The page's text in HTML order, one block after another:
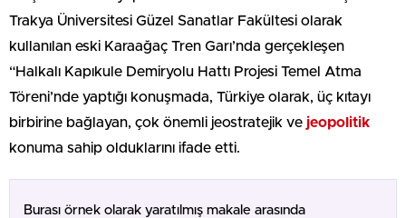
Trakya Üniversitesi Güzel Sanatlar Fakültesi olarak
kullanılan eski Karaağaç Tren Garı’nda gerçekleşen
“Halkalı Kapıkule Demiryolu Hattı Projesi Temel Atma
Töreni’nde yaptığı konuşmada, Türkiye olarak, üç kıtayı
birbirine bağlayan, çok önemli jeostratejik ve jeopolitik
konuma sahip olduklarını ifade etti.
Burası örnek olarak yaratılmış makale arasında